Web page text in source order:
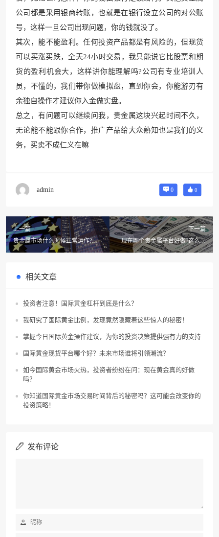
公司都是采用银商转账，也就是在银行设立公司的对公账
号，这样一旦公司出现问题，你的钱就没了。
其次，能不能盈利。任何投资产品都是有风险的，但现货
可以买涨买跌，全天24小时交易，我只能说它比股票和期
货的盈利机会大，这样讲你能理解吗?公司有专业培训人
员，不懂的，我们带你做模拟盘，直到你会，你能游刃有
余独自操作才建议你入金做实盘。
总之，有问题可以继续问我，贵金属这块兴起时间不久，
无论能不能跟你合作，推广产品给大众熟知也是我们的义
务，买卖不成仁义在嘛
admin 0 0
上一篇
贵金属市场什么时候正常运作?贵
金属市场分析特点看哪里?
下一篇
现在哪个贵金属平台好做?这么多
的贵金属投资平台那个好呢?
相关文章
投资者注意！国际黄金杠杆到底是什么？
我研究了国际黄金比例，发现竟然隐藏着这些惊人的秘密！
掌握今日国际黄金操作建议，为你的投资决策提供强有力的支持
国际黄金现货平台哪个好？未来市场谁将引领潮流？
如今国际黄金市场火热，投资者纷纷在问：现在黄金真的好做
吗？
你知道国际黄金市场交易时间背后的秘密吗？这可能会改变你的
投资策略！
发布评论